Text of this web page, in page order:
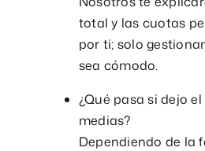
total y las cuotas
por ti; solo
sea cómodo.
¿Qué pasa si dejo
medias?
Dependiendo de la